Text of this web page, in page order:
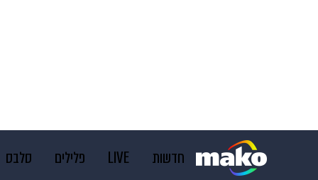
חדשות LIVE פלילים סלבס